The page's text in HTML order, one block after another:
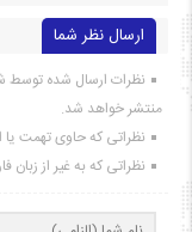
ارسال نظر شما
نظرات ارسال شده توسط
منتشر خواهد شد.
نظراتی که حاوی تهمت یا
نظراتی که به غیر از